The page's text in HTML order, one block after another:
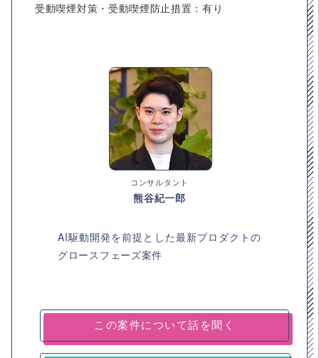
受動喫煙対策・受動喫煙防止措置：有り
コンサルタント
熊谷紀一郎
AI駆動開発を前提とした最新プロダクトの
グロースフェーズ案件